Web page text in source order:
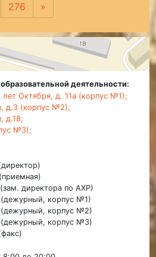
276
»
деятельности:
лет Октября, д. 11а (корпус №1);
д.3 (корпус №2);
д.18;
№3);
директора по АХР)
корпус №1)
корпус №2)
корпус №3)